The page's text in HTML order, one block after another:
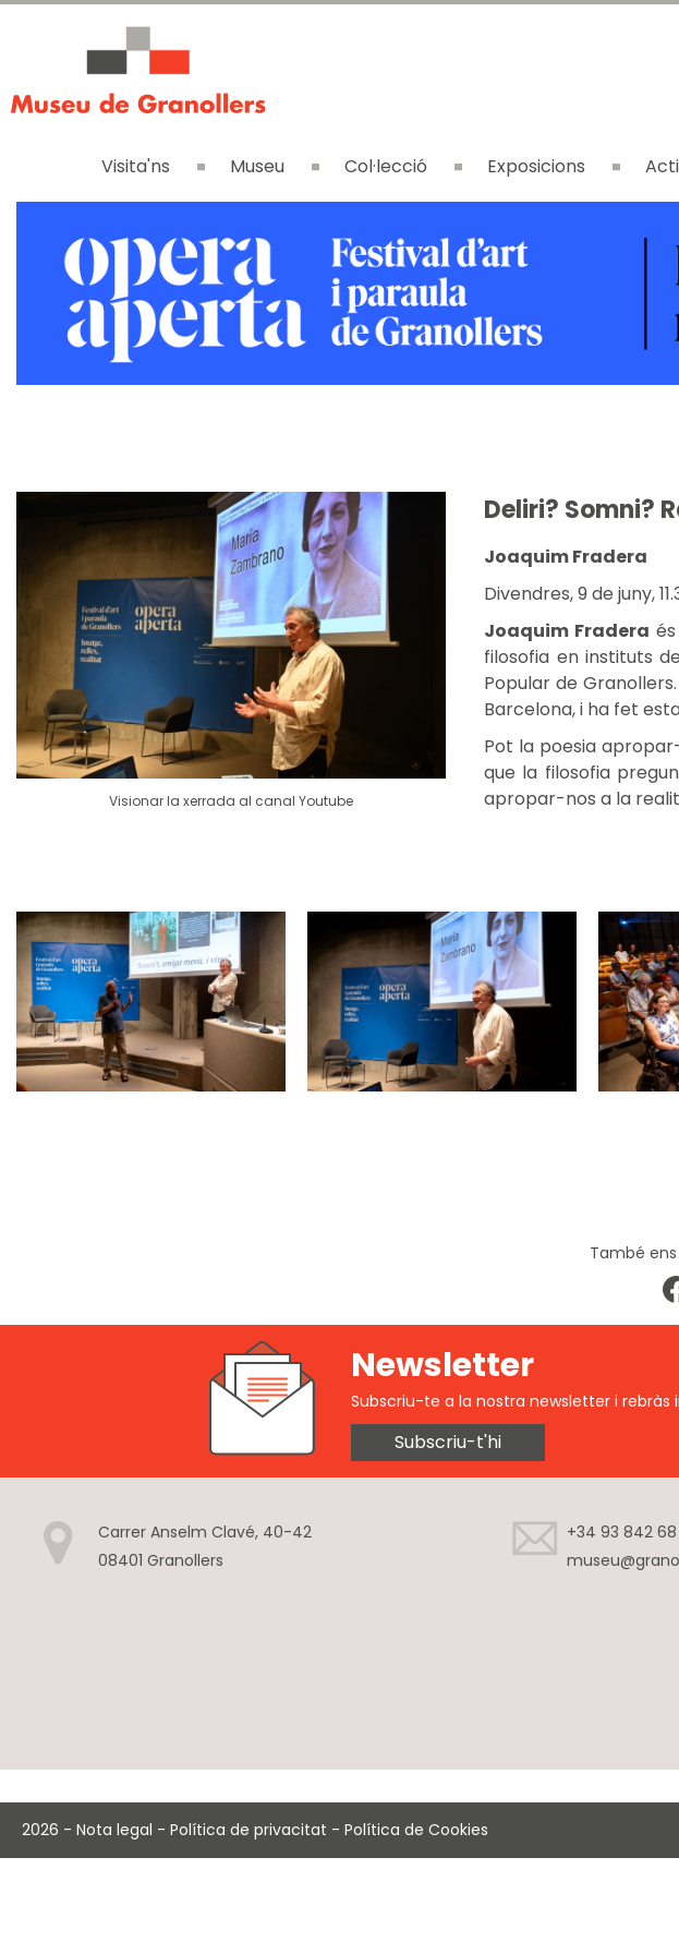
Visita'ns Museu Col·lecció Exposicions
Visionar la xerrada al canal Youtube
Deliri? Somni?
Joaquim Fradera
Divendres, 9 de juny,
Joaquim Fradera
filosofia en instituts
Popular de
Barcelona, i ha fet
Pot la poesia
que la filosofia
apropar-nos a la
També
Newsletter
Subscriu-te a la nostra newsletter i
Subscriu-t'hi
Carrer Anselm Clavé, 40-42
08401 Granollers
+34 93 842
2026 - Nota legal - Política de privacitat - Política de Cookies